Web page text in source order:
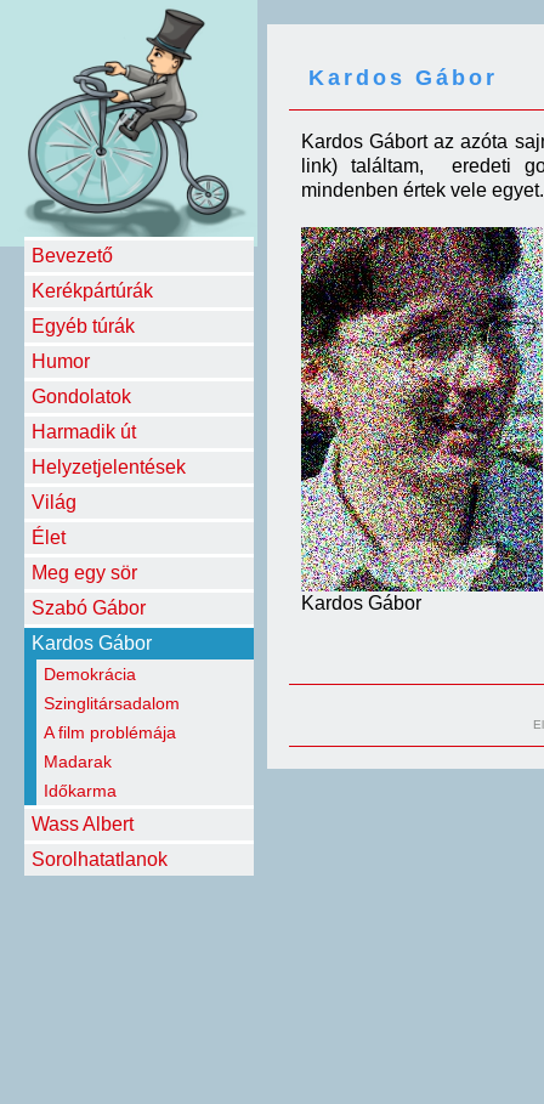
Bevezető
Kerékpártúrák
Egyéb túrák
Humor
Gondolatok
Harmadik út
Helyzetjelentések
Világ
Élet
Meg egy sör
Szabó Gábor
Kardos Gábor
Demokrácia
Szinglitársadalom
A film problémája
Madarak
Időkarma
Wass Albert
Sorolhatatlanok
Kardos Gábor
Kardos Gábort az azóta
link) találtam, eredeti
mindenben értek vele
Kardos Gábor